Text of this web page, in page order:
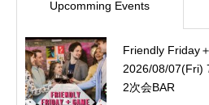
Upcomming Events
Friendly Friday
2026/08/07(Fri)
2次会BAR